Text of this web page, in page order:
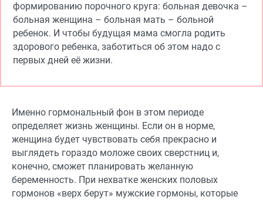
формированию порочного круга: больная девочка –
больная женщина – больная мать – больной
ребенок. И чтобы будущая мама смогла родить
здорового ребенка, заботиться об этом надо с
первых дней её жизни.
Именно гормональный фон в этом периоде
определяет жизнь женщины. Если он в норме,
женщина будет чувствовать себя прекрасно и
выглядеть гораздо моложе своих сверстниц и,
конечно, сможет планировать желанную
беременность. При нехватке женских половых
гормонов «верх берут» мужские гормоны, которые